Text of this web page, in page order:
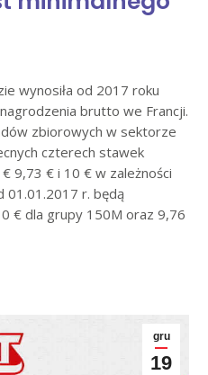
wynosiła od 2017 roku
brutto we Francji.
zbiorowych w sektorze
czterech stawek
9,73 € i 10 € w zależności
01.01.2017 r. będą
€ dla grupy 150M oraz 9,76
gru
19